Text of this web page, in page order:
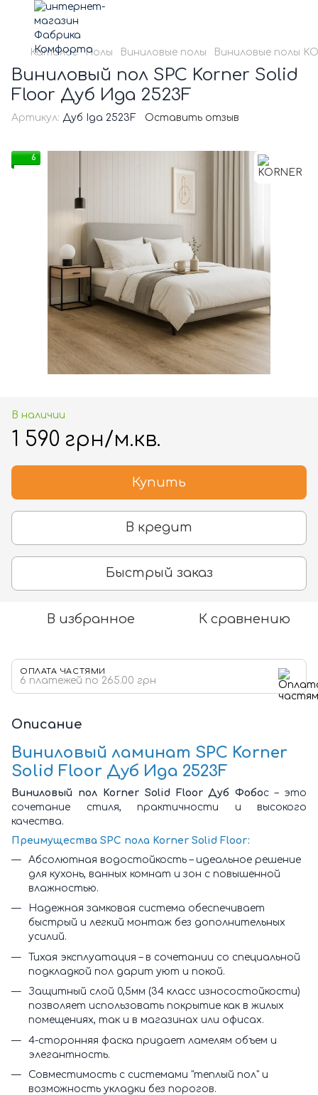
Каталог Полы Виниловые полы Виниловые полы
Виниловый пол SPC Korner Solid
Floor Дуб Ида 2523F
Артикул: Дуб Іда 2523F Оставить отзыв
6
В наличии
1 590 грн/м.кв.
Купить
В кредит
Быстрый заказ
В избранное К сравнению
ОПЛАТА ЧАСТЯМИ
6 платежей по 265.00 грн
Описание
Виниловый ламинат SPC Korner
Solid Floor Дуб Ида 2523F
Виниловый пол Korner Solid Floor Дуб Фобос – это
сочетание стиля, практичности и высокого
качества.
Преимущества SPC пола Korner Solid Floor:
Абсолютная водостойкость – идеальное решение
для кухонь, ванных комнат и зон с повышенной
влажностью.
Надежная замковая система обеспечивает
быстрый и легкий монтаж без дополнительных
усилий.
Тихая эксплуатация – в сочетании со специальной
подкладкой пол дарит уют и покой.
Защитный слой 0,5мм (34 класс износостойкости)
позволяет использовать покрытие как в жилых
помещениях, так и в магазинах или офисах.
4-сторонняя фаска придает ламелям объем и
элегантность.
Совместимость с системами "теплый пол" и
возможность укладки без порогов.